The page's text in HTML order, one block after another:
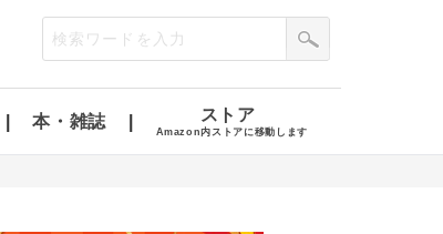
本・雑誌 ストア
Amazon内ストアに移動します